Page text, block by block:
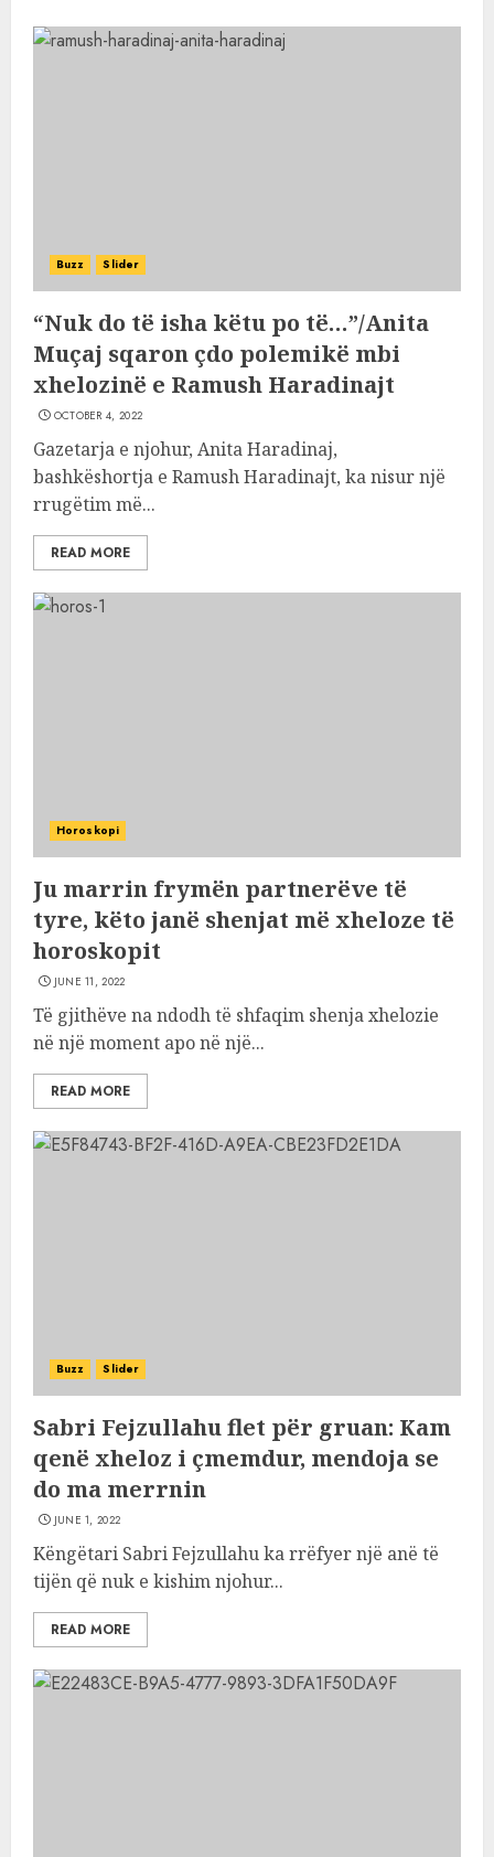
Buzz Slider
“Nuk do të isha këtu po të…”/Anita
Muçaj sqaron çdo polemikë mbi
xhelozinë e Ramush Haradinajt
OCTOBER 4, 2022
Gazetarja e njohur, Anita Haradinaj,
bashkëshortja e Ramush Haradinajt, ka nisur një
rrugëtim më...
READ MORE
Horoskopi
Ju marrin frymën partnerëve të
tyre, këto janë shenjat më xheloze të
horoskopit
JUNE 11, 2022
Të gjithëve na ndodh të shfaqim shenja xhelozie
në një moment apo në një...
READ MORE
Buzz Slider
Sabri Fejzullahu flet për gruan: Kam
qenë xheloz i çmemdur, mendoja se
do ma merrnin
JUNE 1, 2022
Këngëtari Sabri Fejzullahu ka rrëfyer një anë të
tijën që nuk e kishim njohur...
READ MORE